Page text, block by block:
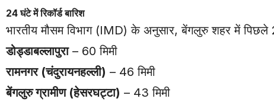
24 घंटे में रिकॉर्ड बारिश
भारतीय मौसम विभाग (IMD) के अनुसार, बेंगलुरु शहर में पिछले
डोड्डाबल्लापुरा– 60 मिमी
रामनगर (चंदुरायनहल्ली) – 46 मिमी
बेंगलुरु ग्रामीण (हेसरघट्टा) – 43 मिमी